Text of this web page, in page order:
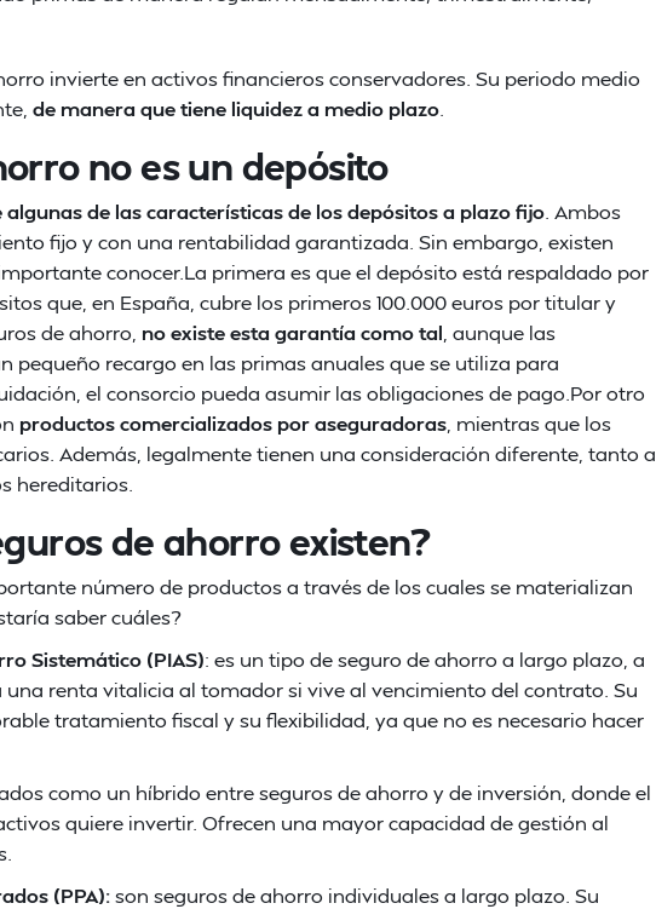
invierte en activos financieros conservadores. Su periodo medio
de manera que tiene liquidez a medio plazo
no es un depósito
de las características de los depósitos a plazo fijo . Ambos
fijo y con una rentabilidad garantizada. Sin embargo, existen
conocer.La primera es que el depósito está respaldado por
que, en España, cubre los primeros 100.000 euros por titular y
de ahorro, no existe esta garantía como tal , aunque las
pequeño recargo en las primas anuales que se utiliza para
el consorcio pueda asumir las obligaciones de pago.Por otro
productos comercializados por aseguradoras , mientras que los
Además, legalmente tienen una consideración diferente, tanto a
hereditarios.
de ahorro existen?
número de productos a través de los cuales se materializan
saber cuáles?
Sistemático (PIAS): es un tipo de seguro de ahorro a largo plazo, a
renta vitalicia al tomador si vive al vencimiento del contrato. Su
tratamiento fiscal y su flexibilidad, ya que no es necesario hacer
como un híbrido entre seguros de ahorro y de inversión, donde el
quiere invertir. Ofrecen una mayor capacidad de gestión al
(PPA):son seguros de ahorro individuales a largo plazo. Su